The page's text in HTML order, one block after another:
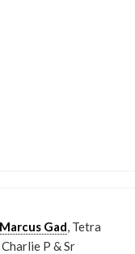
Marcus Gad, Tetra
P & Sr